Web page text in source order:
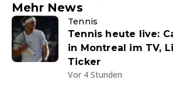
Mehr News
Tennis
Tennis heute live:
in Montreal im TV,
Ticker
Vor 4 Stunden